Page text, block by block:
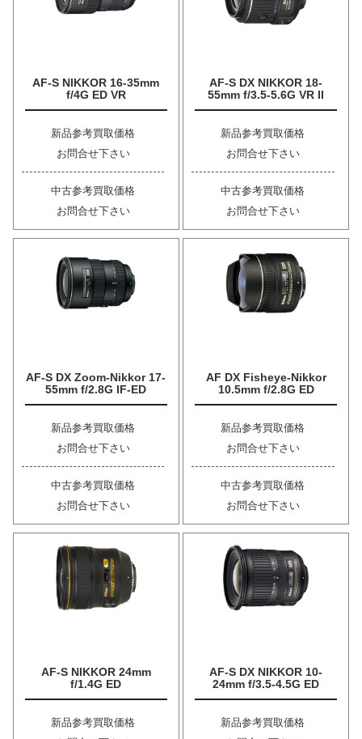
AF-S NIKKOR 16-35mm
f/4G ED VR
新品参考買取価格
お問合せ下さい
中古参考買取価格
お問合せ下さい
AF-S DX NIKKOR 18-
55mm f/3.5-5.6G VR II
新品参考買取価格
お問合せ下さい
中古参考買取価格
お問合せ下さい
AF-S DX Zoom-Nikkor 17-
55mm f/2.8G IF-ED
新品参考買取価格
お問合せ下さい
中古参考買取価格
お問合せ下さい
AF DX Fisheye-Nikkor
10.5mm f/2.8G ED
新品参考買取価格
お問合せ下さい
中古参考買取価格
お問合せ下さい
AF-S NIKKOR 24mm
f/1.4G ED
新品参考買取価格
AF-S DX NIKKOR 10-
24mm f/3.5-4.5G ED
新品参考買取価格